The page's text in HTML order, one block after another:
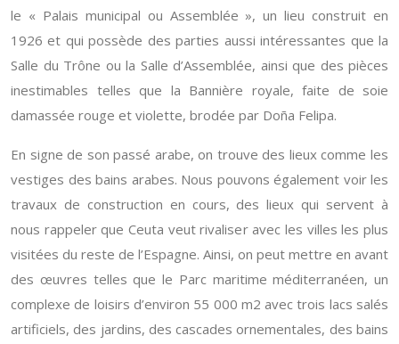
le « Palais municipal ou Assemblée », un lieu construit en
1926 et qui possède des parties aussi intéressantes que la
Salle du Trône ou la Salle d’Assemblée, ainsi que des pièces
inestimables telles que la Bannière royale, faite de soie
damassée rouge et violette, brodée par Doña Felipa.
En signe de son passé arabe, on trouve des lieux comme les
vestiges des bains arabes. Nous pouvons également voir les
travaux de construction en cours, des lieux qui servent à
nous rappeler que Ceuta veut rivaliser avec les villes les plus
visitées du reste de l’Espagne. Ainsi, on peut mettre en avant
des œuvres telles que le Parc maritime méditerranéen, un
complexe de loisirs d’environ 55 000 m2 avec trois lacs salés
artificiels, des jardins, des cascades ornementales, des bains